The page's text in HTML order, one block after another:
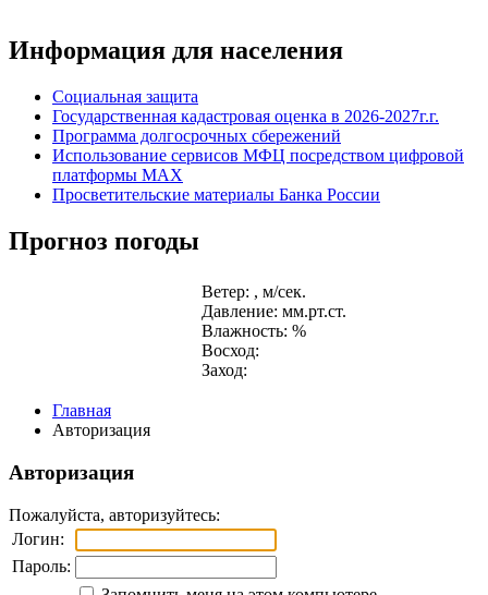
Информация для населения
Социальная защита
Государственная кадастровая оценка в 2026-2027г.г.
Программа долгосрочных сбережений
Использование сервисов МФЦ посредством цифровой
платформы MAX
Просветительские материалы Банка России
Прогноз погоды
Ветер: , м/сек.
Давление: мм.рт.ст.
Влажность: %
Восход:
Заход:
Главная
Авторизация
Авторизация
Пожалуйста, авторизуйтесь:
Логин:
Пароль: